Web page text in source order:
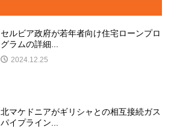
セルビア政府が若年者向け住宅ローンプロ
グラムの詳細...
2024.12.25
北マケドニアがギリシャとの相互接続ガス
パイプライン...